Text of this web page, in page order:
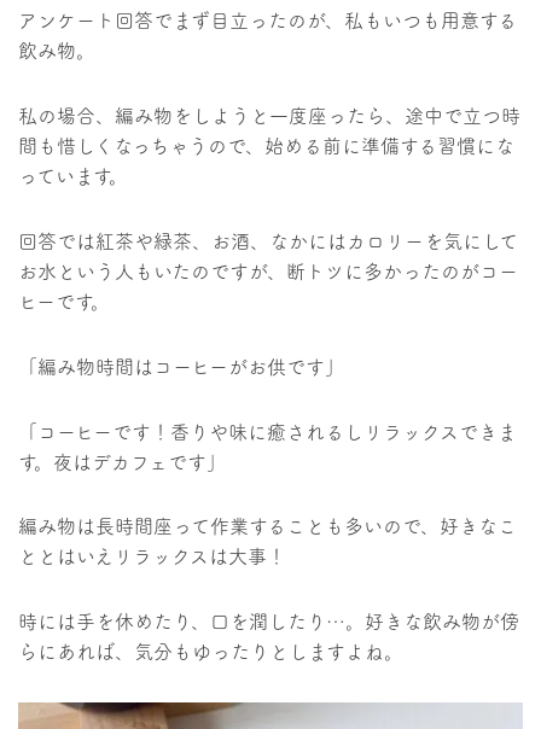
アンケート回答でまず目立ったのが、私もいつも用意する
飲み物。
私の場合、編み物をしようと一度座ったら、途中で立つ時
間も惜しくなっちゃうので、始める前に準備する習慣にな
っています。
回答では紅茶や緑茶、お酒、なかにはカロリーを気にして
お水という人もいたのですが、断トツに多かったのがコー
ヒーです。
「編み物時間はコーヒーがお供です」
「コーヒーです！香りや味に癒されるしリラックスできま
す。夜はデカフェです」
編み物は長時間座って作業することも多いので、好きなこ
ととはいえリラックスは大事！
時には手を休めたり、口を潤したり…。好きな飲み物が傍
らにあれば、気分もゆったりとしますよね。